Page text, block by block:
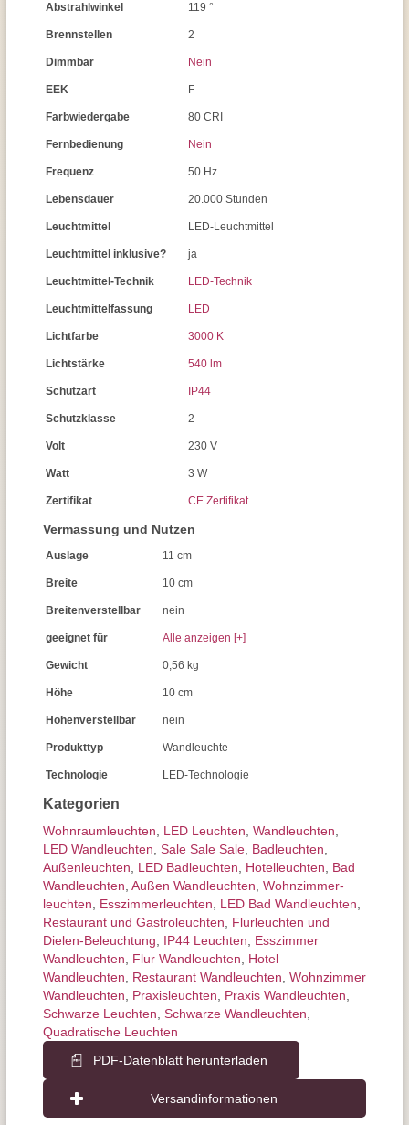
Kategorien
Wohnraum­leuchten LED Leuchten Wand­leuchten
LED Wandleuchten Sale Sale Sale Badleuchten
Außen­leuchten
LED Badleuchten Hotelleuchten
Bad
Wandleuchten Außen Wandleuchten Wohnzimmer­
leuchten
Esszimmer­­leuchten LED Bad Wandleuchten
Restaurant und Gastroleuchten
Flurleuchten und
Dielen-Beleuchtung
IP44 Leuchten
Esszimmer
Wandleuchten
Flur Wandleuchten
Hotel
Wandleuchten
Restaurant Wandleuchten Wohnzimmer
Wandleuchten
Praxisleuchten Praxis Wandleuchten
Schwarze Leuchten Schwarze Wandleuchten
Quadratische Leuchten
PDF-Datenblatt herunterladen
Versandinformationen
Abstrahlwinkel 119 °
Brennstellen 2
Dimmbar Nein
EEK F
Farbwiedergabe 80 CRI
Fernbedienung Nein
Frequenz 50 Hz
Lebensdauer 20.000 Stunden
Leuchtmittel LED-Leuchtmittel
Leuchtmittel inklusive? ja
Leuchtmittel-Technik LED-Technik
Leuchtmittelfassung LED
Lichtfarbe 3000 K
Lichtstärke 540 lm
Schutzart IP44
Schutzklasse 2
Volt 230 V
Watt 3 W
Zertifikat CE Zertifikat
Vermassung und Nutzen
Auslage 11 cm
Breite 10 cm
Breitenverstellbar nein
geeignet für Alle anzeigen [+]
Gewicht 0,56 kg
Höhe 10 cm
Höhenverstellbar nein
Produkttyp Wandleuchte
Technologie LED-Technologie